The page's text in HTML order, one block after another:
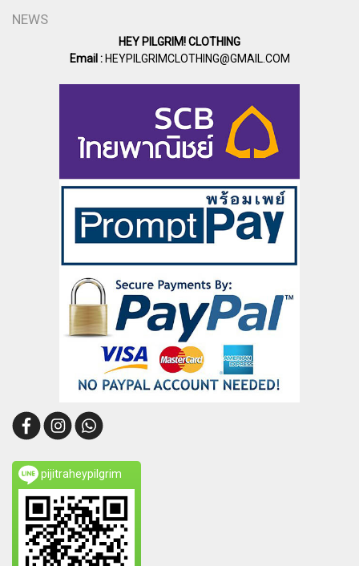
NEWS
HEY PILGRIM! CLOTHING
Email :HEYPILGRIMCLOTHING@GMAIL.COM
pijitraheypilgrim